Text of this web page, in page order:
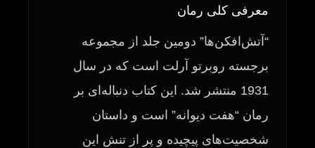
معرفی کلی رمان
“آتش‌افکن‌ها” دومین جلد از مجموعه
برجسته روبرتو آرلت است که در سال
1931 منتشر شد. این کتاب دنباله‌ای بر
رمان “هفت دیوانه” است و داستان
شخصیت‌های پیچیده و پر از تنش این